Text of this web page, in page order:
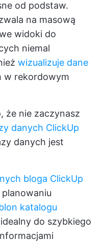
od podstaw.
na masową
widoki do
niemal
wizualizuje dane
w rekordowym
że nie zaczynasz
danych ClickUp
danych jest
bloga ClickUp
katalogu
do szybkiego